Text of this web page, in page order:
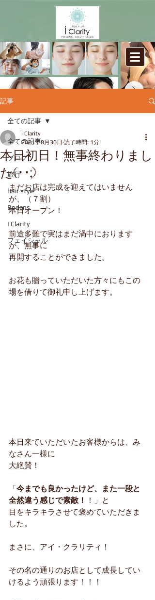
Badens Personal Beauty Salon
バーデンス髪質改善・肌質改善サロン
/ アイ クラリティ
記事
全ての記事
ブログ
旅行
hair style
Badens
I Clarity
フェイシャル
全ての記事
本日初日！無事終わりまし
た(･･;)
i Clarity
2021年8月30日 読了時間: 1分
まだお店は完成を迎えてはいません
が、（７割）
本日オープン！
前途多難で実はまだ渦中におります
が、無事に
再開することができました。
お花も贈っていただいた方々にもこの
場を借りて御礼申し上げます。
本日来ていただいたお客様からは、み
なさん一様に
大絶賛！
「今までも良かったけど、また一段と
全然違う感じで素敵！
！」と
目をキラキラさせて褒めていただきま
した。
まさに、アイ・クラリティ！
その名の通りのお店として成長してい
けるよう頑張ります！！！